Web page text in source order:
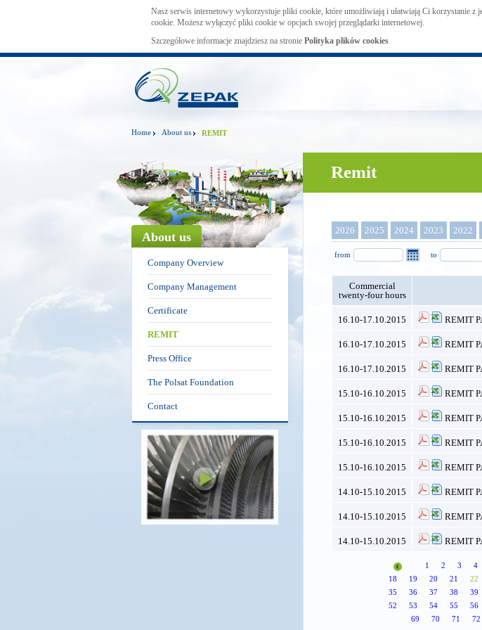
Nasz serwis internetowy wykorzystuje pliki cookie, które umożliwiają i ułatwiają Ci korzystanie
cookie. Możesz wyłączyć pliki cookie w opcjach swojej przeglądarki internetowej.
Szczegółowe informacje znajdziesz na stronie Polityka plików cookies
Home About us REMIT
About us
Company Overview
Company Management
Certificate
REMIT
Press Office
The Polsat Foundation
Contact
Remit
2026 2025 2024 2023 2022
from to
Commercial
twenty-four hours
16.10-17.10.2015 REMIT
16.10-17.10.2015 REMIT
16.10-17.10.2015 REMIT
15.10-16.10.2015 REMIT
15.10-16.10.2015 REMIT
15.10-16.10.2015 REMIT
15.10-16.10.2015 REMIT
14.10-15.10.2015 REMIT
14.10-15.10.2015 REMIT
14.10-15.10.2015 REMIT
1 2 3 4
18
19 20 21 22
35
36 37 38 39
52
53 54 55 56
69
70 71 72